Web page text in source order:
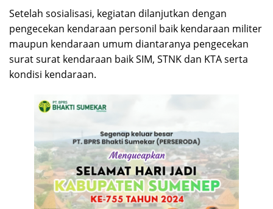
Setelah sosialisasi, kegiatan dilanjutkan dengan
pengecekan kendaraan personil baik kendaraan militer
maupun kendaraan umum diantaranya pengecekan
surat surat kendaraan baik SIM, STNK dan KTA serta
kondisi kendaraan.